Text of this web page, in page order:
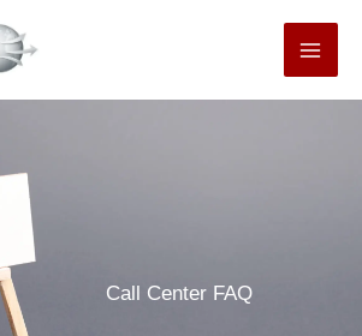
Call Center FAQ